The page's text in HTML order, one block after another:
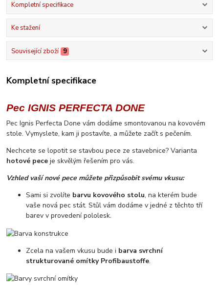
Kompletní specifikace
Ke stažení
Související zboží 9
Kompletní specifikace
Pec IGNIS PERFECTA DONE
Pec Ignis Perfecta Done vám dodáme smontovanou na kovovém
stole. Vymyslete, kam ji postavíte, a můžete začít s pečením.
Nechcete se lopotit se stavbou pece ze stavebnice? Varianta
hotové pece je skvělým řešením pro vás.
Vzhled vaší nové pece můžete přizpůsobit svému vkusu:
Sami si zvolíte barvu kovového stolu, na kterém bude
vaše nová pec stát. Stůl vám dodáme v jedné z těchto tří
barev v provedení pololesk.
Zcela na vašem vkusu bude i barva svrchní
strukturované omítky Profibaustoffe.